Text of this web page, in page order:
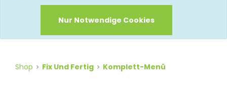
Nur Notwendige Cookies
Shop Fix Und Fertig Komplett-Menü